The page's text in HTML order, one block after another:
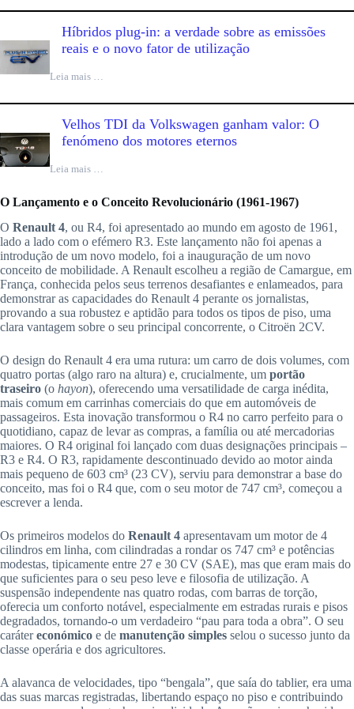
Híbridos plug-in: a verdade sobre as emissões
reais e o novo fator de utilização
Leia mais …
Velhos TDI da Volkswagen ganham valor: O
fenómeno dos motores eternos
Leia mais …
O Lançamento e o Conceito Revolucionário (1961-1967)
O Renault 4, ou R4, foi apresentado ao mundo em agosto de 1961,
lado a lado com o efémero R3. Este lançamento não foi apenas a
introdução de um novo modelo, foi a inauguração de um novo
conceito de mobilidade. A Renault escolheu a região de Camargue, em
França, conhecida pelos seus terrenos desafiantes e enlameados, para
demonstrar as capacidades do Renault 4 perante os jornalistas,
provando a sua robustez e aptidão para todos os tipos de piso, uma
clara vantagem sobre o seu principal concorrente, o Citroën 2CV.
O design do Renault 4 era uma rutura: um carro de dois volumes, com
quatro portas (algo raro na altura) e, crucialmente, um portão
traseiro (o hayon), oferecendo uma versatilidade de carga inédita,
mais comum em carrinhas comerciais do que em automóveis de
passageiros. Esta inovação transformou o R4 no carro perfeito para o
quotidiano, capaz de levar as compras, a família ou até mercadorias
maiores. O R4 original foi lançado com duas designações principais –
R3 e R4. O R3, rapidamente descontinuado devido ao motor ainda
mais pequeno de 603 cm³ (23 CV), serviu para demonstrar a base do
conceito, mas foi o R4 que, com o seu motor de 747 cm³, começou a
escrever a lenda.
Os primeiros modelos do Renault 4 apresentavam um motor de 4
cilindros em linha, com cilindradas a rondar os 747 cm³ e potências
modestas, tipicamente entre 27 e 30 CV (SAE), mas que eram mais do
que suficientes para o seu peso leve e filosofia de utilização. A
suspensão independente nas quatro rodas, com barras de torção,
oferecia um conforto notável, especialmente em estradas rurais e pisos
degradados, tornando-o um verdadeiro “pau para toda a obra”. O seu
carátereconómico e de manutenção simples selou o sucesso junto da
classe operária e dos agricultores.
A alavanca de velocidades, tipo “bengala”, que saía do tablier, era uma
das suas marcas registradas, libertando espaço no piso e contribuindo